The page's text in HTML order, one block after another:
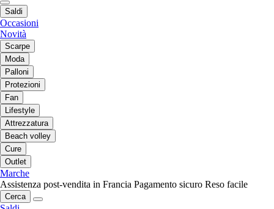
Saldi
Occasioni
Novità
Scarpe
Moda
Palloni
Protezioni
Fan
Lifestyle
Attrezzatura
Beach volley
Cure
Outlet
Marche
Assistenza post-vendita in Francia Pagamento sicuro Reso facile
Cerca